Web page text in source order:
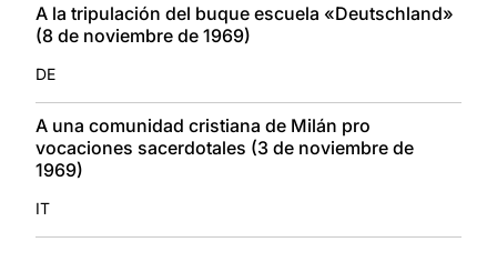
A la tripulación del buque escuela «Deutschland»
(8 de noviembre de 1969)
DE
A una comunidad cristiana de Milán pro
vocaciones sacerdotales (3 de noviembre de
1969)
IT